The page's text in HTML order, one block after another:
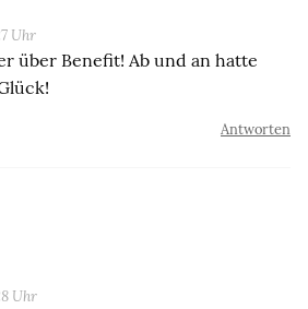
Uhr
über Benefit! Ab und an hatte
Antworten
Uhr